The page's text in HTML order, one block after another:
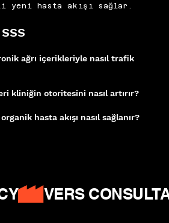
ağrı içerikleriyle nasıl trafik
kliniğin otoritesini nasıl artırır?
hasta akışı nasıl sağlanır?
yeni hasta akışı sağlar.